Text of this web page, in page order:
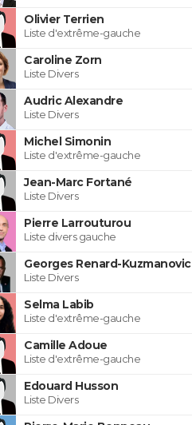
Olivier Terrien
Liste d'extrême-gauche
Caroline Zorn
Liste Divers
Audric Alexandre
Liste Divers
Michel Simonin
Liste d'extrême-gauche
Jean-Marc Fortané
Liste Divers
Pierre Larrouturou
Liste divers gauche
Georges Renard-Kuzmanovic
Liste Divers
Selma Labib
Liste d'extrême-gauche
Camille Adoue
Liste d'extrême-gauche
Edouard Husson
Liste Divers